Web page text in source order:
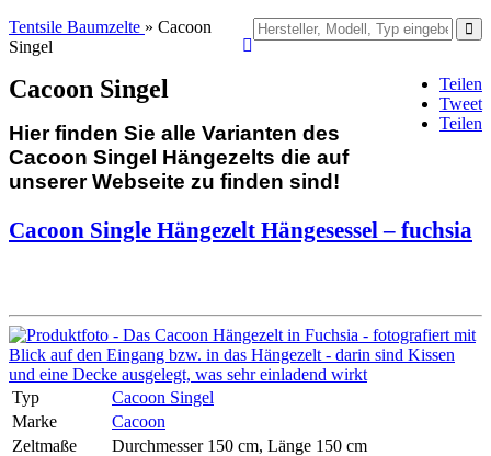
Tentsile Baumzelte » Cacoon
Singel
Teilen
Tweet
Teilen
Cacoon Singel
Hier finden Sie alle Varianten des
Cacoon Singel Hängezelts die auf
unserer Webseite zu finden sind!
Cacoon Single Hängezelt Hängesessel – fuchsia
Typ
Cacoon Singel
Marke
Cacoon
Zeltmaße
Durchmesser 150 cm, Länge 150 cm